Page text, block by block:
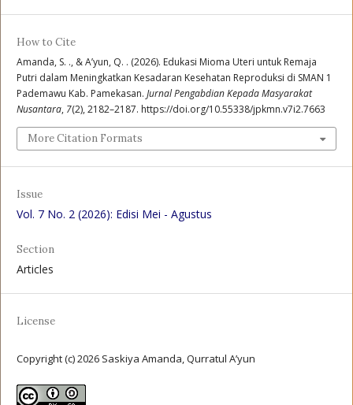
How to Cite
Amanda, S. ., & A’yun, Q. . (2026). Edukasi Mioma Uteri untuk Remaja
Putri dalam Meningkatkan Kesadaran Kesehatan Reproduksi di SMAN 1
Pademawu Kab. Pamekasan. Jurnal Pengabdian Kepada Masyarakat
Nusantara, 7(2), 2182–2187. https://doi.org/10.55338/jpkmn.v7i2.7663
More Citation Formats
Issue
Vol. 7 No. 2 (2026): Edisi Mei - Agustus
Section
Articles
License
Copyright (c) 2026 Saskiya Amanda, Qurratul A’yun